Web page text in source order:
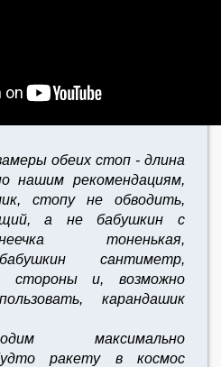
обеих стоп - длина
нашим рекомендациям,
стопу не обводить,
а не бабушкин с
тоненькая,
сантиметр,
стороны и, возможно
карандашик
максимально
ракету в космос